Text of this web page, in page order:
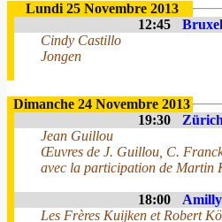
Lundi 25 Novembre 2013
12:45
Cindy Castillo
Jongen
Dimanche 24 Novembre 2013
19:30
Jean Guillou
Œuvres de J. Guillou, C.
avec la participation de Martin
18:00
Les Frères Kuijken et Robert